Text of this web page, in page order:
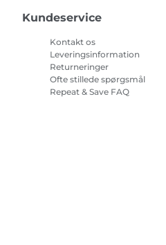
Kundeservice
Kontakt os
Leveringsinformation
Returneringer
Ofte stillede spørgsmål
Repeat & Save FAQ